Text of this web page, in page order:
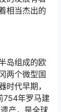
相当杰出的
岛组成的欧
两个微型国
时代早期，
754年罗马建